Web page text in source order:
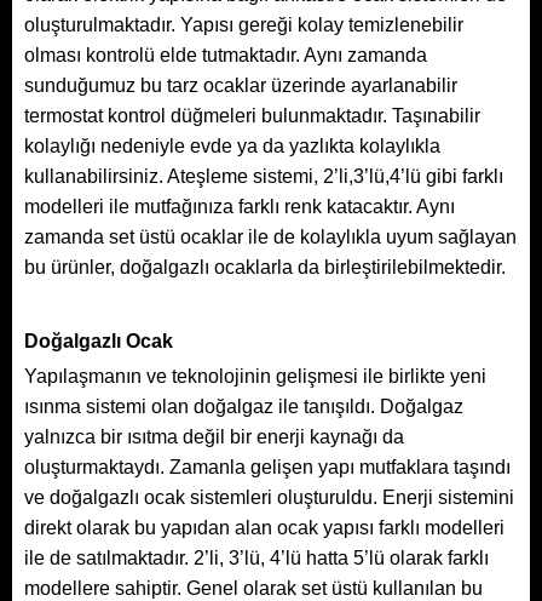
oluşturulmaktadır. Yapısı gereği kolay temizlenebilir
olması kontrolü elde tutmaktadır. Aynı zamanda
sunduğumuz bu tarz ocaklar üzerinde ayarlanabilir
termostat kontrol düğmeleri bulunmaktadır. Taşınabilir
kolaylığı nedeniyle evde ya da yazlıkta kolaylıkla
kullanabilirsiniz. Ateşleme sistemi, 2’li,3’lü,4’lü gibi farklı
modelleri ile mutfağınıza farklı renk katacaktır. Aynı
zamanda set üstü ocaklar ile de kolaylıkla uyum sağlayan
bu ürünler, doğalgazlı ocaklarla da birleştirilebilmektedir.
Doğalgazlı Ocak
Yapılaşmanın ve teknolojinin gelişmesi ile birlikte yeni
ısınma sistemi olan doğalgaz ile tanışıldı. Doğalgaz
yalnızca bir ısıtma değil bir enerji kaynağı da
oluşturmaktaydı. Zamanla gelişen yapı mutfaklara taşındı
ve doğalgazlı ocak sistemleri oluşturuldu. Enerji sistemini
direkt olarak bu yapıdan alan ocak yapısı farklı modelleri
ile de satılmaktadır. 2’li, 3’lü, 4’lü hatta 5’lü olarak farklı
modellere sahiptir. Genel olarak set üstü kullanılan bu